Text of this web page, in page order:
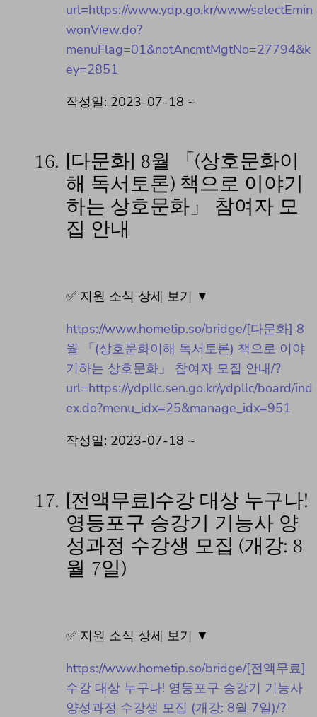
url=https://www.ydp.go.kr/www/selectEmin
wonView.do?
menuFlag=01&notAncmtMgtNo=27794&k
ey=2851
작성일: 2023-07-18 ~
16.
[다문화] 8월 「(상호문화이
해 독서토론) 책으로 이야기
하는 상호문화」 참여자 모
집 안내
✅ 지원 소식 상세 보기 ▼
https://www.hometip.so/bridge/[다문화] 8
월 「(상호문화이해 독서토론) 책으로 이야
기하는 상호문화」 참여자 모집 안내/?
url=https://ydpllc.sen.go.kr/ydpllc/board/ind
ex.do?menu_idx=25&manage_idx=951
작성일: 2023-07-18 ~
17. [전액무료]수강 대상 누구나!
영등포구 승강기 기능사 양
성과정 수강생 모집 (개강: 8
월 7일)
✅ 지원 소식 상세 보기 ▼
https://www.hometip.so/bridge/[전액무료]
수강 대상 누구나! 영등포구 승강기 기능사
양성과정 수강생 모집 (개강: 8월 7일)/?